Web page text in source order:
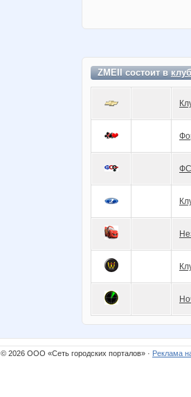
ZMEII состоит в
© 2026 ООО «Сеть городских порталов» · Реклама